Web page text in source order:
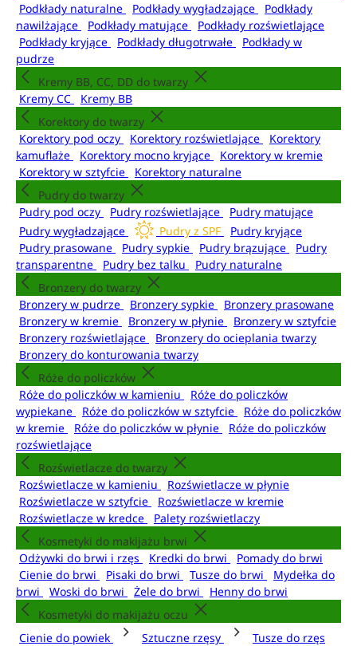
Podkłady naturalne
Podkłady wygładzające
Podkłady
nawilżające
Podkłady matujące
Podkłady rozświetlające
Podkłady kryjące
Podkłady długotrwałe
Podkłady w
pudrze
Kremy BB, CC, DD do twarzy
Kremy CC
Kremy BB
Korektory do twarzy
Korektory pod oczy
Korektory rozświetlające
Korektory
kamuflaże
Korektory mocno kryjące
Korektory w kremie
Korektory w sztyfcie
Korektory naturalne
Pudry do twarzy
Pudry pod oczy
Pudry rozświetlające
Pudry matujące
Pudry wygładzające
Pudry z SPF
Pudry kryjące
Pudry prasowane
Pudry sypkie Pudry brązujące
Pudry
transparentne
Pudry bez talku
Pudry naturalne
Bronzery do twarzy
Bronzery w pudrze
Bronzery sypkie
Bronzery prasowane
Bronzery w kremie
Bronzery w płynie
Bronzery w sztyfcie
Bronzery rozświetlające
Bronzery do ocieplania twarzy
Bronzery do konturowania twarzy
Róże do policzków
Róże do policzków w kamieniu
Róże do policzków
wypiekane
Róże do policzków w sztyfcie
Róże do policzków
w kremie
Róże do policzków w płynie
Róże do policzków
rozświetlające
Rozświetlacze do twarzy
Rozświetlacze w kamieniu
Rozświetlacze w płynie
Rozświetlacze w sztyfcie
Rozświetlacze w kremie
Rozświetlacze w kredce
Palety rozświetlaczy
Kosmetyki do makijażu brwi
Odżywki do brwi i rzęs
Kredki do brwi
Pomady do brwi
Cienie do brwi
Pisaki do brwi Tusze do brwi
Mydełka do
brwi
Woski do brwi Żele do brwi
Henny do brwi
Kosmetyki do makijażu oczu
Cienie do powiek
Sztuczne rzęsy
Tusze do rzęs